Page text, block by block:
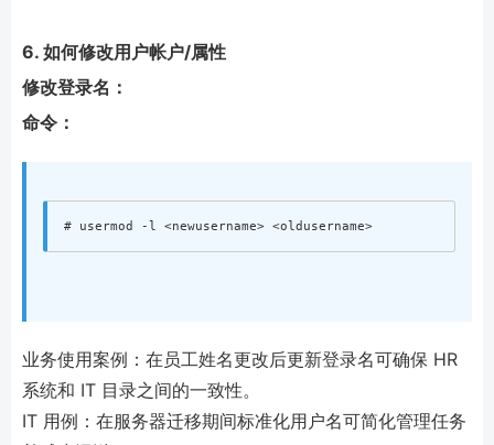
6. 如何修改用户帐户/属性
修改登录名：
命令：
业务使用案例：在员工姓名更改后更新登录名可确保 HR
系统和 IT 目录之间的一致性。
IT 用例：在服务器迁移期间标准化用户名可简化管理任务